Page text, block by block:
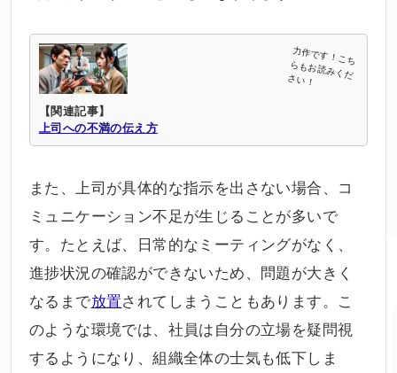
【関連記事】
上司への不満の伝え方
また、上司が具体的な指示を出さない場合、コ
ミュニケーション不足が生じることが多いで
す。たとえば、日常的なミーティングがなく、
進捗状況の確認ができないため、問題が大きく
なるまで放置されてしまうこともあります。こ
のような環境では、社員は自分の立場を疑問視
するようになり、組織全体の士気も低下しま